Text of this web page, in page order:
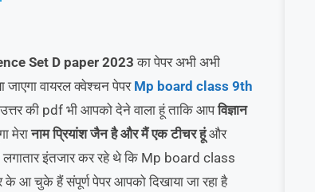
Set D paper 2023 का पेपर अभी अभी
वायरल क्वेश्चन पेपर Mp board class 9th
की pdf भी आपको देने वाला हूं ताकि आपविज्ञान
मेरानाम प्रियांश जैन है और मैं एक टीचर हूंऔर
इंतजार कर रहे थे कि Mp board class
आ चुके हैं संपूर्ण पेपर आपको दिखाया जा रहा है